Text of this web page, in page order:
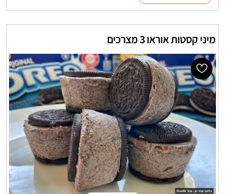
מיני קסטות אוראו 3 מצרכים